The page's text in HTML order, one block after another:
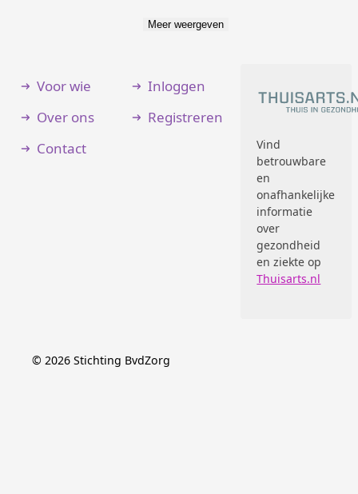
Meer weergeven
Voor wie
Over ons
Contact
Inloggen
Registreren
Vind
betrouwbare
en
onafhankelijke
informatie
over
gezondheid
en ziekte op
Thuisarts.nl
© 2026 Stichting BvdZorg